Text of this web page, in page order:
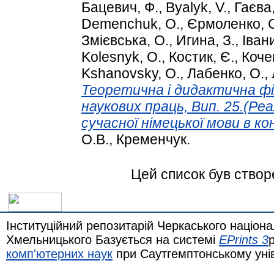
Бацевич, Ф., Byalyk, V.,
Demenchuk, O., Єрмоленко,
Змієвська, О., Игина, З.,
Kolesnyk, O., Костик, Є.,
Kshanovsky, O., Лабенко, О.,
Теоретична і дидактична
наукових праць, Вип.
сучасної німецької мови в
О.В., Кременчук.
Цей список був
Інституційний репозитарій Черкаського
Хмельницького Базується на системі EPrints 3
комп'ютерних наук при Саутгемптонському